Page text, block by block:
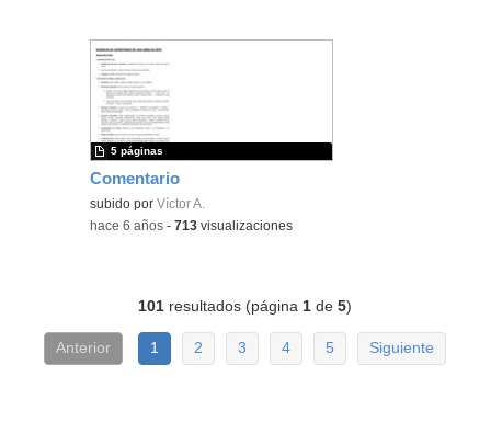
Comentario
subido porVíctor A.
5 páginas
-hace 6 años -713 visualizaciones
101 resultados (página 1 de5)
Anterior 1 2 3 4 5 Siguiente